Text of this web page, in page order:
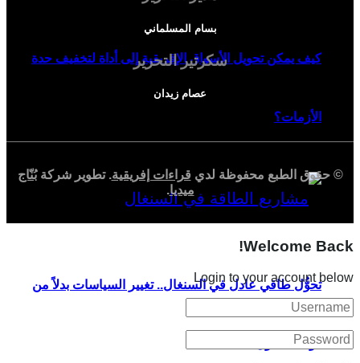
كيف يمكن تحويل الأسواق الإفريقية إلى أداة لتخفيف حدة
الأزمات؟
تحوُّل طاقي عادل في السنغال.. تغيير السياسات بدلاً من
دوّامة الديون
بسام المسلماني
سكرتير التحرير
عصام زيدان
© حقوق الطبع محفوظة لدي قراءات إفريقية. تطوير شركةبُنّاج
ميديا.
Welcome Back!
Login to your account below